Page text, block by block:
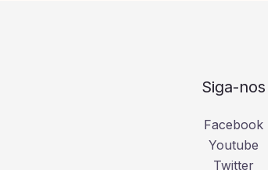
Siga-nos
Facebook
Youtube
Twitter